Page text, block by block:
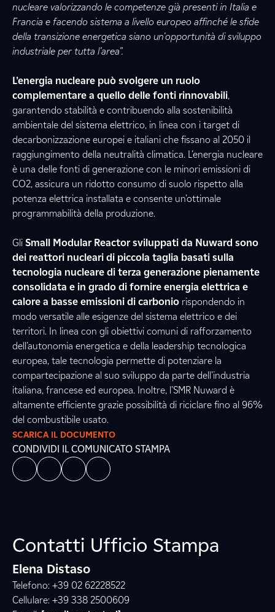
nucleare valorizzando le competenze già presenti in Italia e
Francia e facendo sistema a livello europeo affinché le sfide
della transizione energetica siano un’opportunità di sviluppo
industriale per tutta l’area”.
L’energia nucleare può svolgere un ruolo
complementare a quello delle fonti rinnovabili,
garantendo stabilità e contribuendo alla sostenibilità
ambientale del sistema elettrico, in linea con i target di
decarbonizzazione europei e italiani che fissano al 2050 il
raggiungimento della neutralità climatica. L’energia nucleare
è una delle fonti di generazione con le minori emissioni di
CO2, assicura un ridotto consumo di suolo rispetto alla
potenza elettrica installata e consente un’ottimale
programmabilità della produzione.
Gli Small Modular Reactor sviluppati da Nuward sono
dei reattori nucleari di piccola taglia basati sulla
tecnologia nucleare di terza generazione pienamente
consolidata e in grado di fornire energia elettrica e
calore a basse emissioni di carbonio rispondendo in
modo versatile alle esigenze del sistema elettrico e dei
territori. In linea con gli obiettivi comuni di rafforzamento
dell’autonomia energetica e della leadership tecnologica
europea, tale tecnologia permette di potenziare la
compartecipazione al suo sviluppo da parte dell’industria
italiana, francese ed europea. Inoltre, l’SMR Nuward è
altamente efficiente grazie possibilità di riciclare fino al 96%
del combustibile usato.
SCARICA IL DOCUMENTO
CONDIVIDI IL COMUNICATO STAMPA
Contatti Ufficio Stampa
Elena Distaso
Telefono: +39 02 62228522
Cellulare: +39 338 2500609